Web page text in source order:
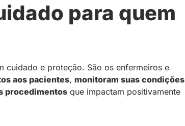
para quem
cuidado e proteção. São os enfermeiros e
aos pacientes, monitoram suas condições
procedimentos que impactam positivamente